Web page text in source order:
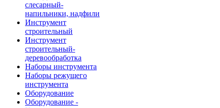
слесарный-
напильники, надфили
Инструмент
строительный
Инструмент
строительный-
деревообработка
Наборы инструмента
Наборы режущего
инструмента
Оборудование
Оборудование -